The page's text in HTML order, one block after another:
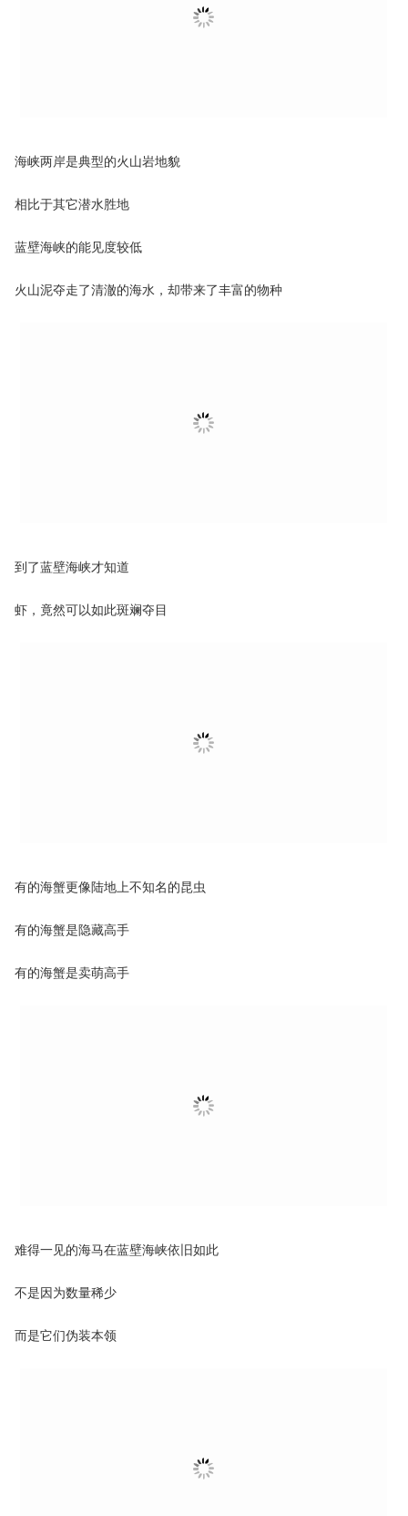
海峡两岸是典型的火山岩地貌
相比于其它潜水胜地
蓝壁海峡的能见度较低
火山泥夺走了清澈的海水，却带来了丰富的物种
到了蓝壁海峡才知道
虾，竟然可以如此斑斓夺目
有的海蟹更像陆地上不知名的昆虫
有的海蟹是隐藏高手
有的海蟹是卖萌高手
难得一见的海马在蓝壁海峡依旧如此
不是因为数量稀少
而是它们伪装本领